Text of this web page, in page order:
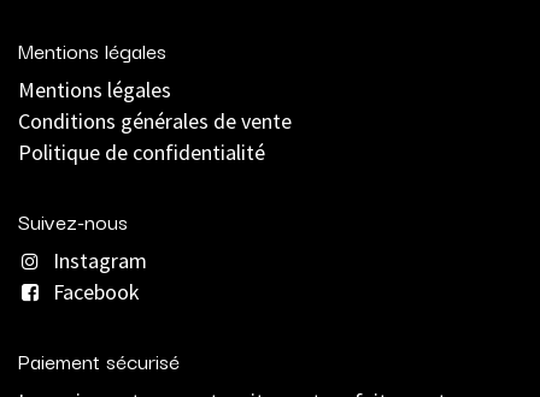
Mentions légales
Mentions légales
Conditions générales de vente
Politique de confidentialité
Suivez-nous
Instagram
Facebook
Paiement sécurisé